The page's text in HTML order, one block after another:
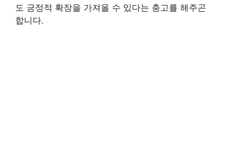
도 긍정적 확장을 가져올 수 있다는 충고를 해주곤
합니다.